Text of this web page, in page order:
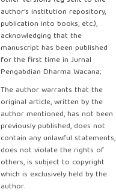
author's institution repository,
publication into books, etc.),
acknowledging that the
manuscript has been published
for the first time in Jurnal
Pengabdian Dharma Wacana;
The author warrants that the
original article, written by the
author mentioned, has not been
previously published, does not
contain any unlawful statements,
does not violate the rights of
others, is subject to copyright
which is exclusively held by the
author.